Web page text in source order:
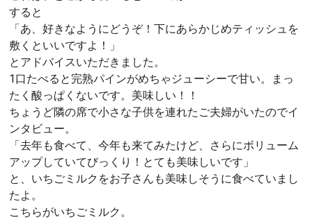
すると
「あ、好きなようにどうぞ！下にあらかじめティッシュを
敷くといいですよ！」
とアドバイスいただきました。
1口たべると完熟パインがめちゃジューシーで甘い。まっ
たく酸っぱくないです。美味しい！！
ちょうど隣の席で小さな子供を連れたご夫婦がいたのでイ
ンタビュー。
「去年も食べて、今年も来てみたけど、さらにボリューム
アップしていてびっくり！とても美味しいです」
と、いちごミルクをお子さんも美味しそうに食べていまし
たよ。
こちらがいちごミルク。